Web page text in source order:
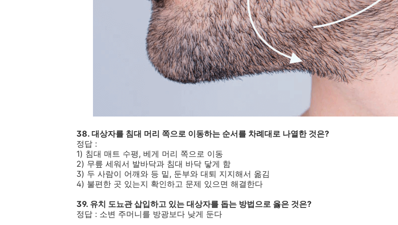
38. 대상자를 침대 머리 쪽으로 이동하는 순서를 차례대로 나열한 것은?
정답 :
1) 침대 매트 수평, 베게 머리 쪽으로 이동
2) 무릎 세워서 발바닥과 침대 바닥 닿게 함
3) 두 사람이 어깨와 등 밑, 둔부와 대퇴 지지해서 옮김
4) 불편한 곳 있는지 확인하고 문제 있으면 해결한다
39. 유치 도뇨관 삽입하고 있는 대상자를 돕는 방법으로 옳은 것은?
정답 : 소변 주머니를 방광보다 낮게 둔다